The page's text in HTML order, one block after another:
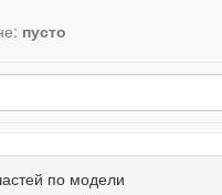
пусто
по модели